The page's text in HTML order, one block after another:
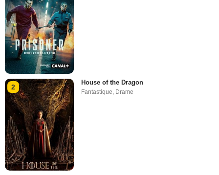
2
House of the Dragon
Fantastique Drame